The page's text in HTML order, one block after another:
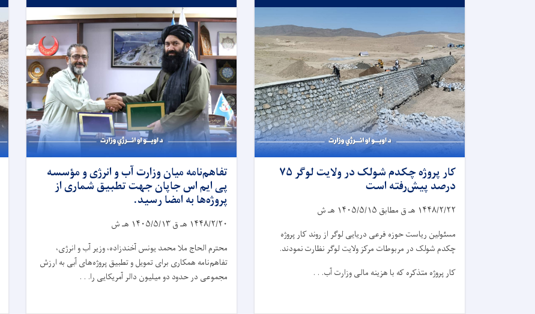
کار پروژه چکدم شولک در ولایت لوگر ۷۵
درصد پیش‌رفته است
۱۴۴۸/۲/۲۲ هـ ق مطابق ۱۴۰۵/۵/۱۵ هـ ش
مسئولین ریاست حوزه فرعی دریایی لوگر از روند کار پروژه
چکدم شولک در مربوطات مرکز ولایت لوگر نظارت نمودند.
کار پروژه متذکره که با هزینه مالی وزارت آب. . .
تفاهم‌نامه میان وزارت آب و انرژی و مؤسسه
پی ایم اس جاپان جهت تطبیق شماری از
پروژه‌ها به امضا رسید.
۱۴۴۸/۲/۲۰ هـ ق۱۴۰۵/۵/۱۳ هـ ش
محترم الحاج ملا محمد یونس آخندزاده، وزیر آب و انرژی،
تفاهم‌نامه همکاری برای تمویل و تطبیق پروژه‌های آبی به ارزش
مجموعی در حدود دو میلیون دالر آمریکایی را. . .